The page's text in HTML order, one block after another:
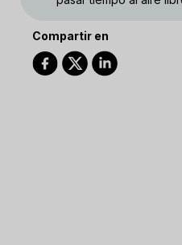
Compartir en